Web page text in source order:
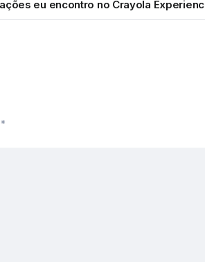
eu encontro no Crayola
*